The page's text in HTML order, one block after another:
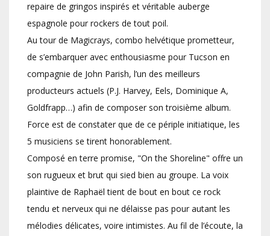
repaire de gringos inspirés et véritable auberge
espagnole pour rockers de tout poil.
Au tour de Magicrays, combo helvétique prometteur,
de s’embarquer avec enthousiasme pour Tucson en
compagnie de John Parish, l’un des meilleurs
producteurs actuels (P.J. Harvey, Eels, Dominique A,
Goldfrapp…) afin de composer son troisième album.
Force est de constater que de ce périple initiatique, les
5 musiciens se tirent honorablement.
Composé en terre promise, "On the Shoreline" offre un
son rugueux et brut qui sied bien au groupe. La voix
plaintive de Raphaël tient de bout en bout ce rock
tendu et nerveux qui ne délaisse pas pour autant les
mélodies délicates, voire intimistes. Au fil de l’écoute, la